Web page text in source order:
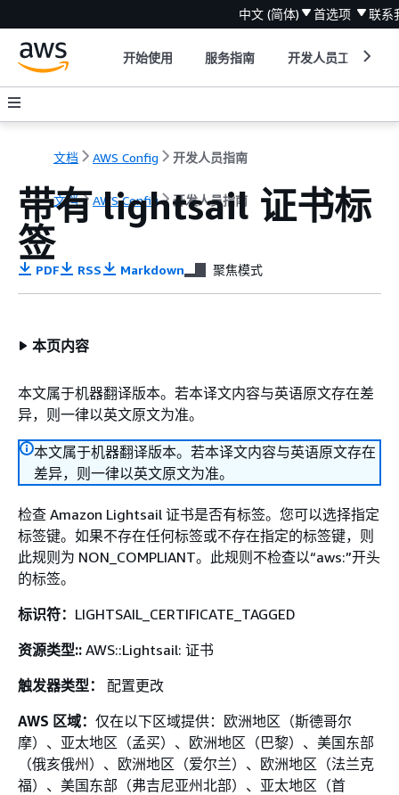
中文 (简体) 首选项 联系
开始使用 服务指南 开发人员工具
文档 AWS Config 开发人员指南
文档 AWS Config 开发人员指南
带有 lightsail 证书标
签
PDF RSS Markdown 聚焦模式
本页内容
本文属于机器翻译版本。若本译文内容与英语原文存在差
异，则一律以英文原文为准。
本文属于机器翻译版本。若本译文内容与英语原文存在
差异，则一律以英文原文为准。
检查 Amazon Lightsail 证书是否有标签。您可以选择指定
标签键。如果不存在任何标签或不存在指定的标签键，则
此规则为 NON_COMPLIANT。此规则不检查以“aws:”开头
的标签。
标识符： LIGHTSAIL_CERTIFICATE_TAGGED
资源类型:: AWS::Lightsail: 证书
触发器类型：
配置更改
AWS 区域： 仅在以下区域提供：欧洲地区（斯德哥尔
摩）、亚太地区（孟买）、欧洲地区（巴黎）、美国东部
（俄亥俄州）、欧洲地区（爱尔兰）、欧洲地区（法兰克
福）、美国东部（弗吉尼亚州北部）、亚太地区（首